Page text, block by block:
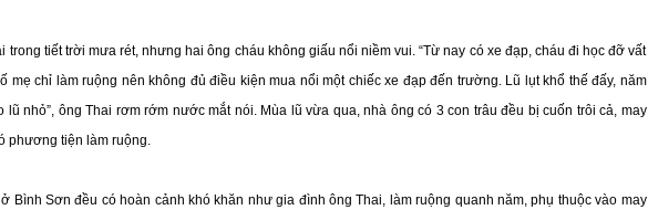
trong tiết trời mưa rét, nhưng hai ông cháu không giấu nổi niềm vui. “Từ nay có xe đạp, cháu đi học đỡ vất
mẹ chỉ làm ruộng nên không đủ điều kiện mua nổi một chiếc xe đạp đến trường. Lũ lụt khổ thế đấy, năm
lũ nhỏ”, ông Thai rơm rớm nước mắt nói. Mùa lũ vừa qua, nhà ông có 3 con trâu đều bị cuốn trôi cả, may
phương tiện làm ruộng.
Bình Sơn đều có hoàn cảnh khó khăn như gia đình ông Thai, làm ruộng quanh năm, phụ thuộc vào may